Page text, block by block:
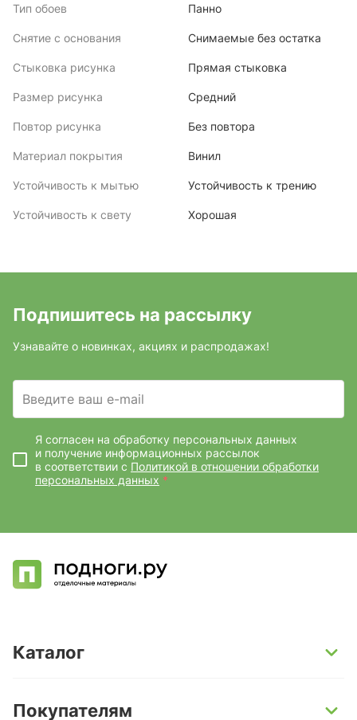
Тип обоев Панно
Снятие с основания Снимаемые без остатка
Стыковка рисунка Прямая стыковка
Размер рисунка Средний
Повтор рисунка Без повтора
Материал покрытия Винил
Устойчивость к мытью Устойчивость к трению
Устойчивость к свету Хорошая
Подпишитесь на рассылку
Узнавайте о новинках, акциях и распродажах!
Введите ваш e-mail
Я согласен на обработку персональных данных
и получение информационных рассылок
в соответствии с Политикой в отношении обработки
персональных данных *
Каталог
Кварц-винил и LVT-плитка
Покупателям